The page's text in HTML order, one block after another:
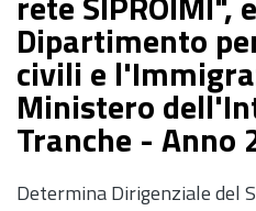
Dipartimento
civili e
Ministero
Tranche - Anno
Determina Dirigenziale del